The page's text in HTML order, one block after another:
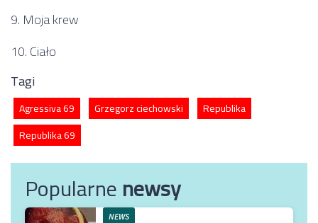
9. Moja krew
10. Ciało
Tagi
Agressiva 69 Grzegorz ciechowski
Republika
Republika 69
Popularnenewsy
NEWS